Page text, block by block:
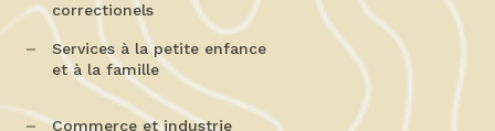
correctionels
Services à la petite enfance
et à la famille
Commerce et industrie